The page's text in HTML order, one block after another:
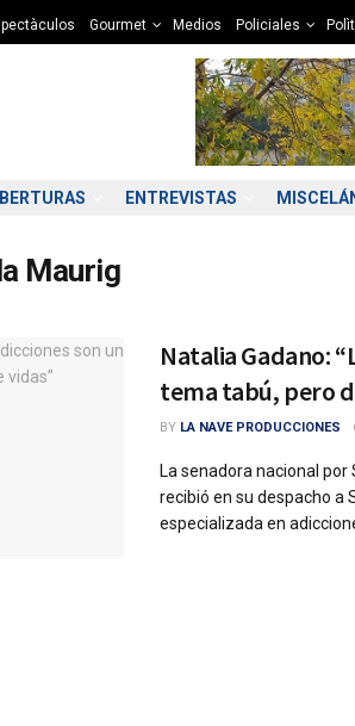
Gourmet Medios Policiales
ENTREVISTAS
Maurig
Natalia Gadano:
tema tabú, pero
BY LA NAVE PRODUCCIONES
La senadora nacional por
recibió en su despacho a
especializada en